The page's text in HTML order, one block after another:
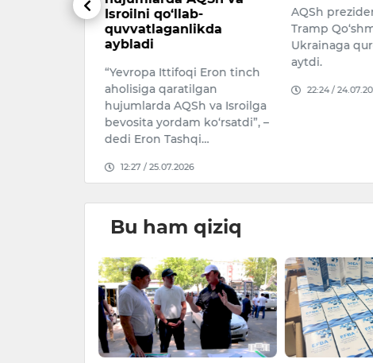
Isroilni qo‘llab-
quvvatlaganlikda
aybladi
“Yevropa Ittifoqi Eron tinch
aholisiga qaratilgan
hujumlarda AQSh va Isroilga
bevosita yordam ko‘rsatdi”, –
dedi Eron Tashqi…
12:27 / 25.07.2026
AQSh
Tramp
Ukrainaga
aytdi.
22:24 /
Bu ham qiziq